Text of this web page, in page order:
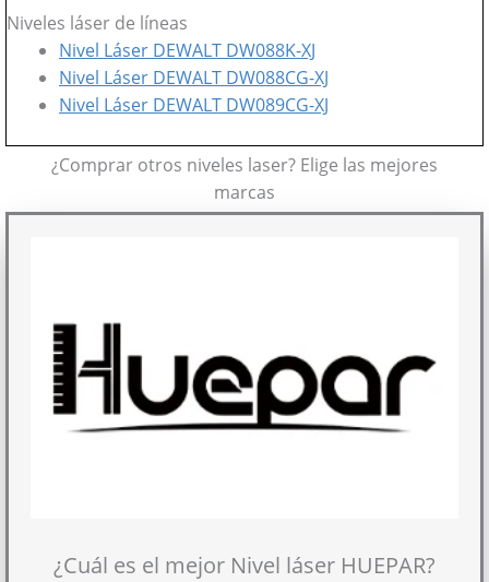
Niveles láser de líneas
Nivel Láser DEWALT DW088K-XJ
Nivel Láser DEWALT DW088CG-XJ
Nivel Láser DEWALT DW089CG-XJ
¿Comprar otros niveles laser? Elige las mejores
marcas
¿Cuál es el mejor Nivel láser HUEPAR?